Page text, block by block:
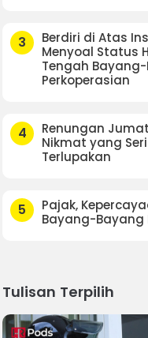
3
Berdiri di Atas
Menyoal Status
Tengah Bayang-
Perkoperasian
4
Renungan
Nikmat yang
Terlupakan
5
Pajak,
Bayang-Bayang
Tulisan Terpilih